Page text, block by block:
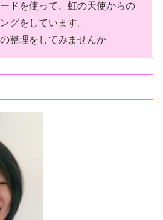
ドを使って、虹の天使からの
グをしています。
整理をしてみませんか